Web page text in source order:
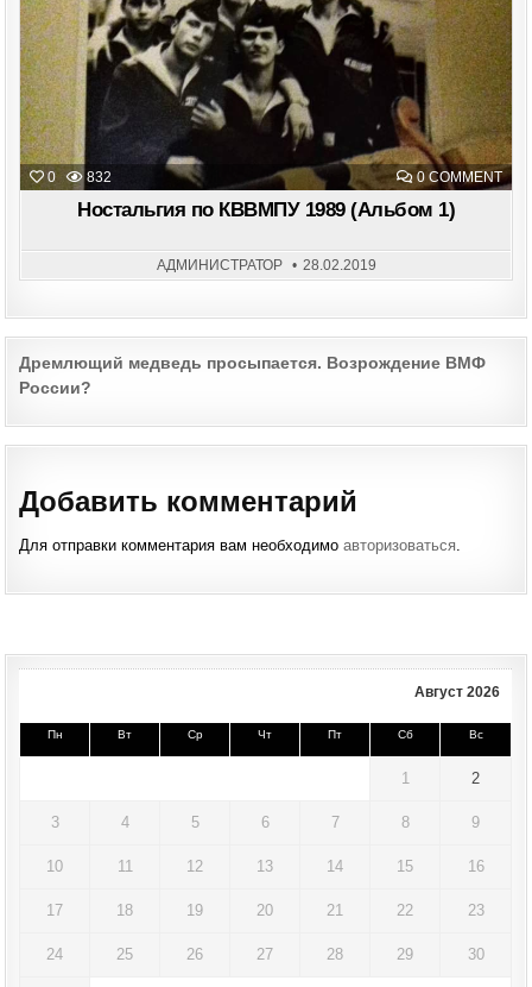
0 832 0 COMMENTON
Ностальгия по КВВМПУ 1989 (Альбом 1)
АДМИНИСТРАТОР 28.02.2019
Post
navigation
Дремлющий медведь просыпается. Возрождение ВМФ
России?
Добавить комментарий
Для отправки комментария вам необходимоавторизоваться
Август 2026
Пн Вт Ср Чт Пт Сб Вс
1 2
3 4 5 6 7 8 9
10 11 12 13 14 15 16
17 18 19 20 21 22 23
24 25 26 27 28 29 30